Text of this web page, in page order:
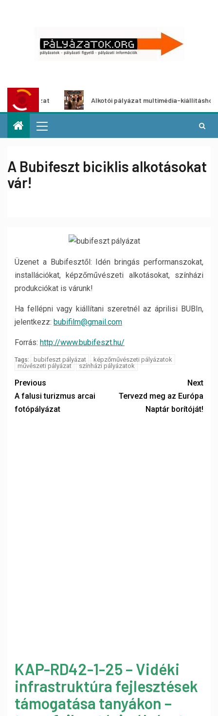
Alkotói pályázat multimédia-kiállításhoz
A Bubifeszt biciklis alkotásokat
vár!
Üzenet a Bubifesztől: Idén bringás performanszokat,
installációkat, képzőművészeti alkotásokat, színházi
produkciókat is várunk!
Ha fellépni vagy kiállítani szeretnél az áprilisi BUBIn,
jelentkezz: bubifilm@gmail.com
Forrás: http://www.bubifeszt.hu/
Tags: bubifeszt pályázat
képzőművészeti pályázatok
művészeti pályázat
színházi pályázatok
Previous
A falusi turizmus arcai
fotópályázat
Next
Tervezd meg az Európa
Naptár borítóját!
KAP-RD42-1-25 – Vidéki
infrastruktúra fejlesztések
támogatása tanyákon –